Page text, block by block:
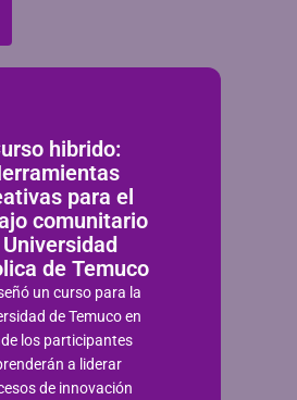
hibrido:
para el
comunitario
de Temuco
un curso para la
de Temuco en
los participantes
a liderar
de innovación